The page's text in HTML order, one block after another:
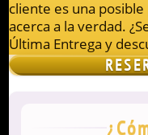
cliente es una posible
acerca a la verdad.
Última Entrega y